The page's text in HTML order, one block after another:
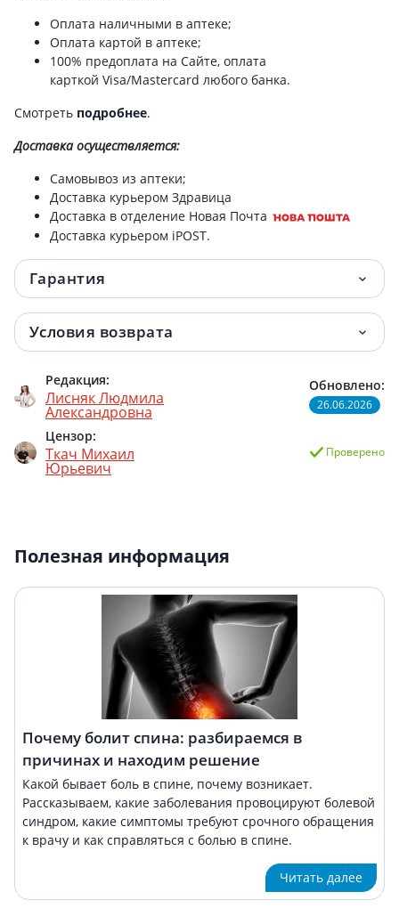
Оплата наличными в аптеке;
Оплата картой в аптеке;
100% предоплата на Сайте, оплата
карткой Visa/Mastercard любого банка.
Смотреть подробнее.
Доставкаосуществляется:
Самовывоз из аптеки;
Доставка курьером Здравица
Доставка в отделение Новая Почта
Доставка курьером iPOST.
Гарантия
Условия возврата
Редакция:
Лисняк Людмила
Александровна
Цензор:
Ткач Михаил
Юрьевич
Обновлено:
26.06.2026
Проверено
Полезная информация
Почему болит спина: разбираемся в
причинах и находим решение
Какой бывает боль в спине, почему возникает.
Рассказываем, какие заболевания провоцируют болевой
синдром, какие симптомы требуют срочного обращения
к врачу и как справляться с болью в спине.
Читать далее